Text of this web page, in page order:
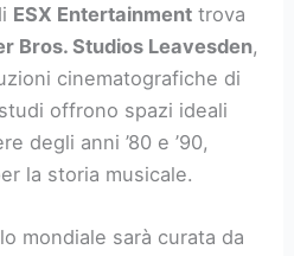
ESX Entertainment trova
Bros. Studios Leavesden,
cinematografiche di
offrono spazi ideali
degli anni ’80 e ’90,
la storia musicale.
mondiale sarà curata da